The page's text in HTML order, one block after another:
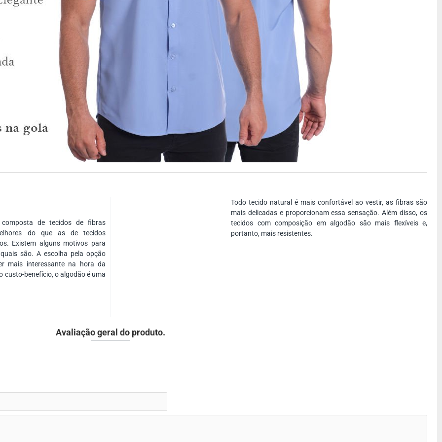
de tecidos de fibras
do que as de tecidos
Existem alguns motivos para
são. A escolha pela opção
mais interessante na hora da
custo-benefício, o algodão é uma
Todo tecido natural é mais confortável ao vestir, as fibras são
mais delicadas e proporcionam essa sensação. Além disso, os
tecidos com composição em algodão são mais flexíveis e,
portanto, mais resistentes.
Avaliação geral do produto.